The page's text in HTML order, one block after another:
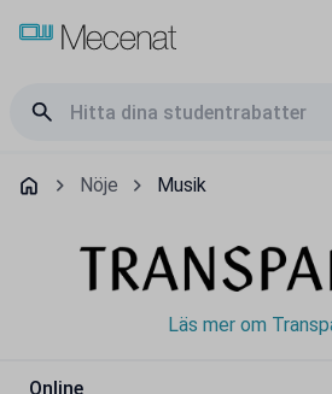
Nöje Musik
Läs mer om
Online